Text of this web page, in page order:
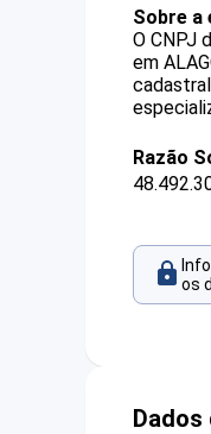
Sobre a
O CNPJ
em
Razão
os